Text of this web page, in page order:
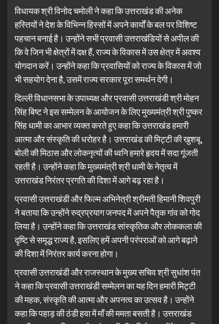
विधायक श्री विनोद चमोली ने कहा कि उत्तराखंड की अनेक
हस्तियों ने देश के विभिन्न हिस्सों में अपने कार्यों के बल पर विशिष्ट
पहचान बनाई है। उन्होंने सभी प्रवासी उत्तराखंडियों से अपील की
कि वे जिन भी क्षेत्रों में दक्ष हैं, राज्य के विकास में उस क्षेत्र में अवश्य
योगदान करें। उन्होंने कहा कि प्रवासियों को राज्य के विकास में जो
भी सहयोग देना है, उसमें राज्य सरकार पूरा समर्थन देगी।
दिल्ली विधानसभा के उपाध्यक्ष और प्रवासी उत्तराखंडी श्री मोहन
सिंह बिष्ट ने इस सम्मेलन के आयोजन के लिए मुख्यमंत्री श्री पुष्कर
सिंह धामी का आभार व्यक्त करते हुए कहा कि उत्तराखंड हमारी
आत्मा और संस्कृति की धरोहर है। उत्तराखंड की मिट्टी की खुशबू,
बोली की मिठास और लोकनृत्यों की ध्वनि हमारे हृदय में सदा गूंजती
रहती है। उन्होंने कहा कि मुख्यमंत्री श्री धामी के नेतृत्व में
उत्तराखंड निरंतर प्रगति की दिशा में आगे बढ़ रहा है।
प्रवासी उत्तराखंडी और फिल्म अभिनेत्री श्रीमती हिमानी शिवपुरी
ने बताया कि उन्होंने रुद्रप्रयाग जनपद में अपने पैतृक गांव को गोद
लिया है। उन्होंने कहा कि उत्तराखंड सांस्कृतिक और लोककला की
दृष्टि से समृद्ध राज्य है, इसलिए हमें अपनी परंपराओं को आगे बढ़ाने
की दिशा में निरंतर कार्य करना होगा।
प्रवासी उत्तराखंडी और राजस्थान के मुख्य सचिव श्री सुधांश पंत
ने कहा कि प्रवासी उत्तराखंडी सम्मेलन का यह दिन हमारी मिट्टी
की महक, संस्कृति की आत्मा और अपनत्व का उत्सव है। उन्होंने
कहा कि पहाड़ की ठंडी हवा में माँ की ममता बसती है। उत्तराखंड